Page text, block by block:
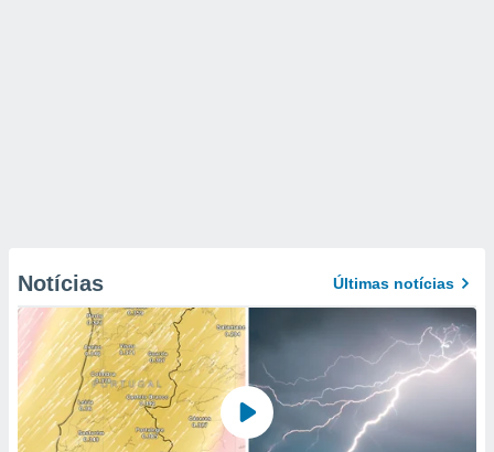
Notícias Últimas notícias